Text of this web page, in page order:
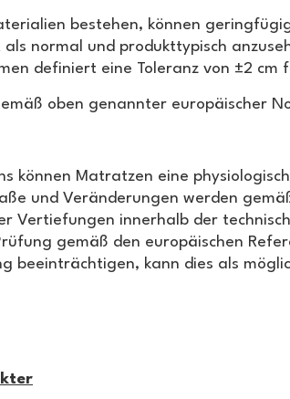
bestehen, können
normal und produkttypisch
definiert eine Toleranz von ±2
oben genannter europäischer
können Matratzen eine
und Veränderungen werden
Vertiefungen innerhalb der
gemäß den europäischen
beeinträchtigen, kann dies als